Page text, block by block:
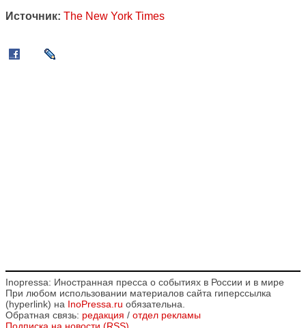
Источник: The New York Times
Inopressa: Иностранная пресса о событиях в России и в мире
При любом использовании материалов сайта гиперссылка
(hyperlink) на InoPressa.ru обязательна.
Обратная связь: редакция / отдел рекламы